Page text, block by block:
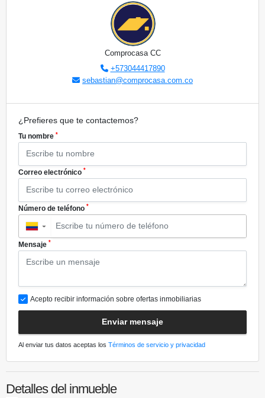
Comprocasa CC
+573044417890
sebastian@comprocasa.com.co
¿Prefieres que te contactemos?
Tu nombre *
Correo electrónico *
Número de teléfono *
▼
Mensaje *
Acepto recibir información sobre ofertas inmobiliarias
Enviar mensaje
Al enviar tus datos aceptas los Términos de servicio y privacidad
Detalles del inmueble